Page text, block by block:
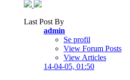
Last Post By
admin
Se profil
View Forum Posts
View Articles
14-04-05, 01:50